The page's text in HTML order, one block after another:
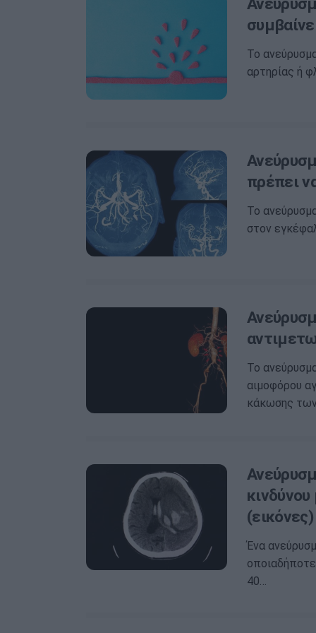
Το
αρτηρίας ή
πρέπει
Το
στον
Το
αιμοφόρου
κάκωσης
(εικόνες)
Ένα
40…